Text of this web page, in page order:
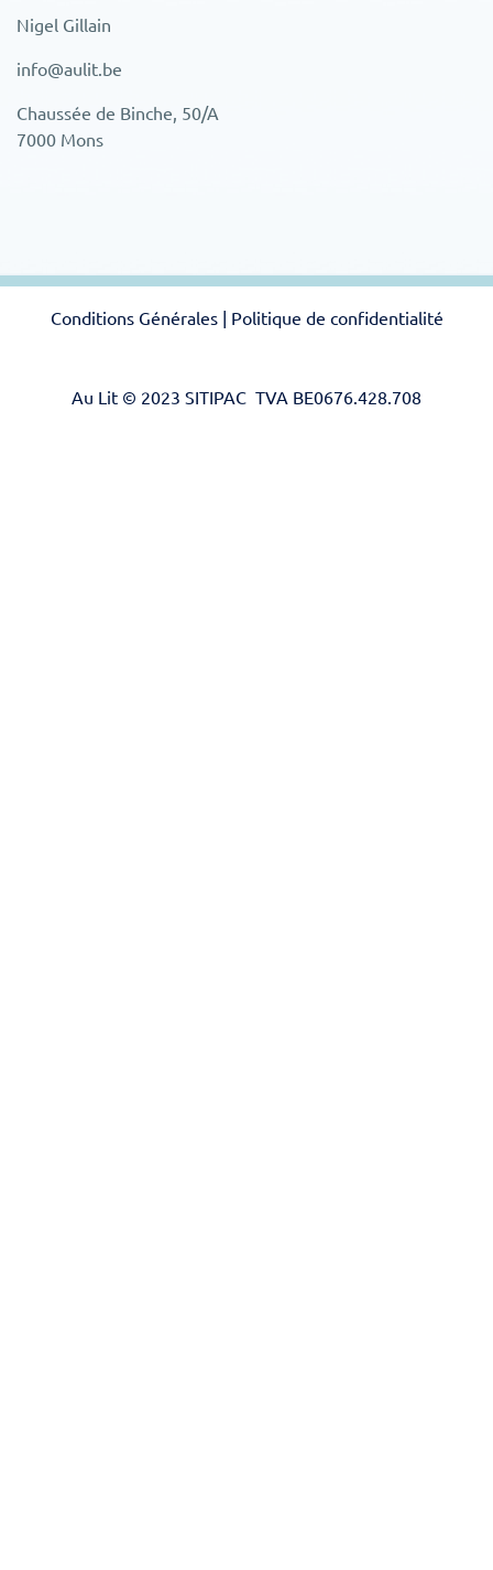
Nigel Gillain
info@aulit.be
Chaussée de Binche, 50/A
7000 Mons
Conditions Générales| Politique de confidentialité
Au Lit © 2023 SITIPAC TVA BE0676.428.708